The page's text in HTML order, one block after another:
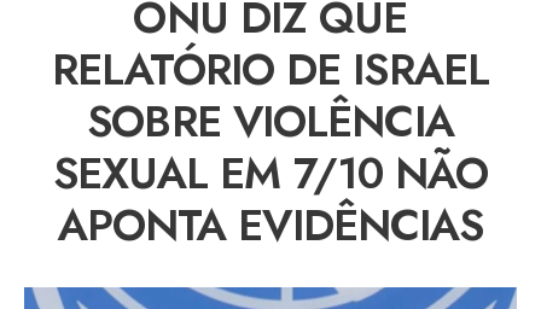
ONU DIZ QUE
RELATÓRIO DE ISRAEL
SOBRE VIOLÊNCIA
SEXUAL EM 7/10 NÃO
APONTA EVIDÊNCIAS